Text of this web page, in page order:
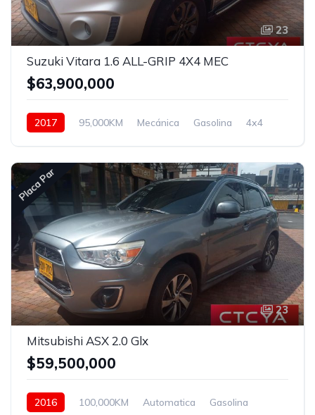
23
Suzuki Vitara 1.6 ALL-GRIP 4X4 MEC
$63,900,000
2017 95,000KM Mecánica Gasolina 4x4
Placa Par
23
Mitsubishi ASX 2.0 Glx
$59,500,000
2016 100,000KM Automatica
Gasolina